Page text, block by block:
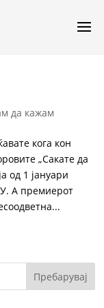
да кажам
кога кон
„Сакате да
од 1 јануари
А премиерот